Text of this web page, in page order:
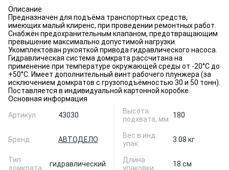
Описание
Предназначен для подъёма транспортных средств,
имеющих малый клиренс, при проведении ремонтных работ.
Снабжён предохранительным клапаном, предотвращающим
превышение максимально допустимой нагрузки.
Укомплектован рукояткой привода гидравлического насоса.
Гидравлическая система домкрата рассчитана на
применение при температуре окружающей среды от -20°С до
+50°С. Имеет дополнительный винт рабочего плунжера (за
исключением домкратов с грузоподъёмностью 30 и 50 тонн).
Поставляется в индивидуальной картонной коробке.
Основная информация
Артикул
43030
Бренд АВТОДЕЛО
Тип
домкрата
гидравлический
Высота
подхвата, мм
180
Вес в инд.
упак.
3.08 кг
Длина
упаковки
18 см